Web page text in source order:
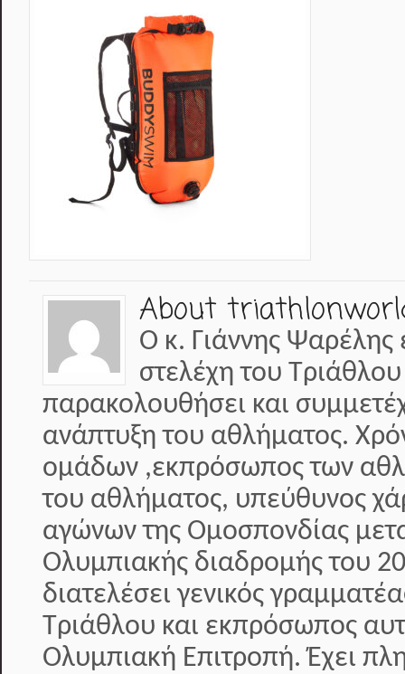
About
Ο κ. Γιάννης Ψαρέλης
στελέχη του
παρακολουθήσει και
ανάπτυξη του αθλήματος.
ομάδων ,εκπρόσωπος των
του αθλήματος, υπεύθυνος
αγώνων της Ομοσπονδίας
Ολυμπιακής διαδρομής του
διατελέσει γενικός
Τριάθλου και εκπρόσωπος
Ολυμπιακή Επιτροπή. Έχει